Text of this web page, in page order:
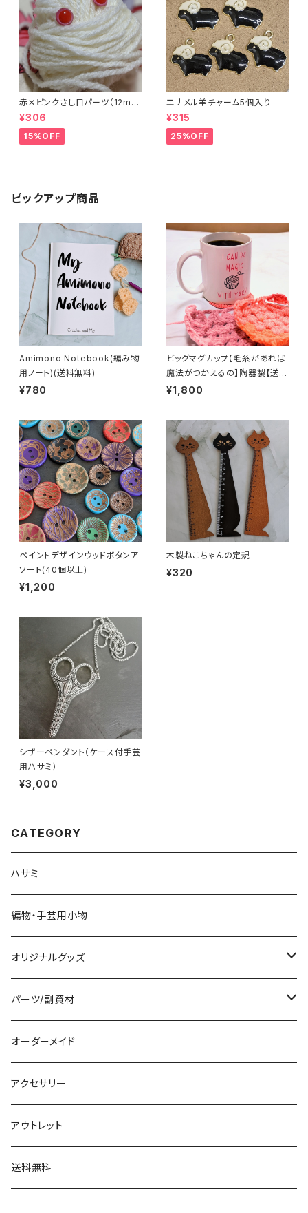
赤✕ピンクさし目パーツ（12m
m）（4個セット）
¥306
15%OFF
エナメル羊チャーム5個入り
¥315
25%OFF
ピックアップ商品
Amimono Notebook(編み物
用ノート)(送料無料)
¥780
ビッグマグカップ【毛糸があれば
魔法がつかえるの】陶器製【送料
無料】
¥1,800
ペイントデザインウッドボタンア
ソート(40個以上)
¥1,200
木製ねこちゃんの定規
¥320
シザーペンダント（ケース付手芸
用ハサミ）
¥3,000
CATEGORY
ハサミ
編物・手芸用小物
オリジナルグッズ
編み物パターン
パーツ/副資材
タグ
顔パーツ
ボタン
チャーム
オーダーメイド
アクセサリー
アウトレット
送料無料